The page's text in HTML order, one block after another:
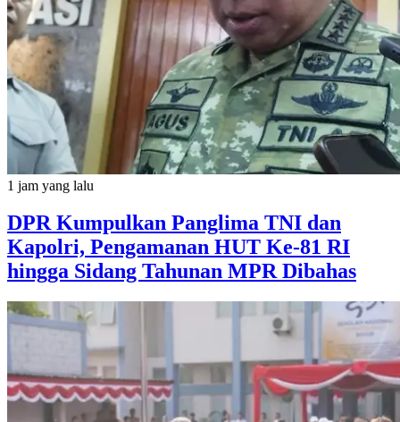
1 jam yang lalu
DPR Kumpulkan Panglima TNI dan
Kapolri, Pengamanan HUT Ke-81 RI
hingga Sidang Tahunan MPR Dibahas